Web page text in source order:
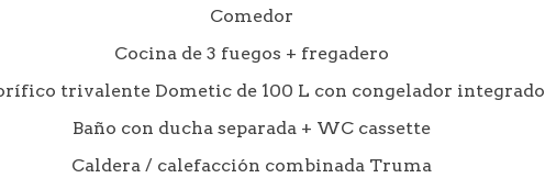
Comedor
Cocina de 3 fuegos + fregadero
trivalente Dometic de 100 L con congelador integrado
Baño con ducha separada + WC cassette
Caldera / calefacción combinada Truma